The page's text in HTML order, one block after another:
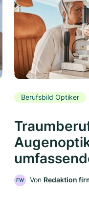
Berufsbild Optiker
FW Von Redaktion